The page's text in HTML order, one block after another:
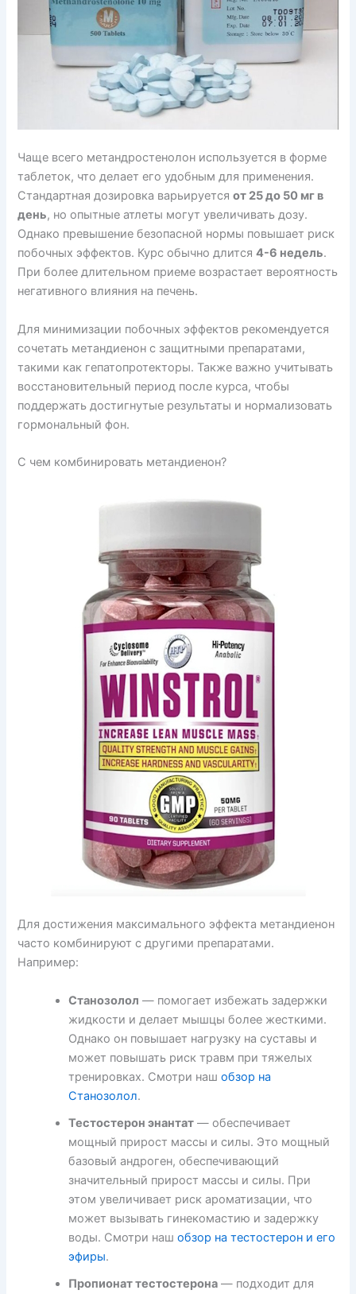
Чаще всего метандростенолон используется в форме
таблеток, что делает его удобным для применения.
Стандартная дозировка варьируетсяот 25 до 50 мг в
день, но опытные атлеты могут увеличивать дозу.
Однако превышение безопасной нормы повышает риск
побочных эффектов. Курс обычно длится4-6 недель.
При более длительном приеме возрастает вероятность
негативного влияния на печень.
Для минимизации побочных эффектов рекомендуется
сочетать метандиенон с защитными препаратами,
такими как гепатопротекторы. Также важно учитывать
восстановительный период после курса, чтобы
поддержать достигнутые результаты и нормализовать
гормональный фон.
С чем комбинировать метандиенон?
Для достижения максимального эффекта метандиенон
часто комбинируют с другими препаратами.
Например:
Станозолол — помогает избежать задержки
жидкости и делает мышцы более жесткими.
Однако он повышает нагрузку на суставы и
может повышать риск травм при тяжелых
тренировках. Смотри нашобзор на
Станозолол.
Тестостерон энантат — обеспечивает
мощный прирост массы и силы. Это мощный
базовый андроген, обеспечивающий
значительный прирост массы и силы. При
этом увеличивает риск ароматизации, что
может вызывать гинекомастию и задержку
воды. Смотри нашобзор на тестостерон и его
эфиры.
Пропионат тестостерона — подходит для